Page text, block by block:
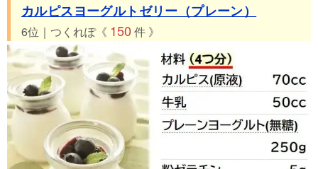
カルピスヨーグルトゼリー（プレーン）
6位｜つくれぽ《 150 件 》